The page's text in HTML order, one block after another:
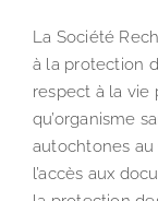
La Société
à la protection
respect à la vie
qu’organisme
autochtones au
l’accès aux